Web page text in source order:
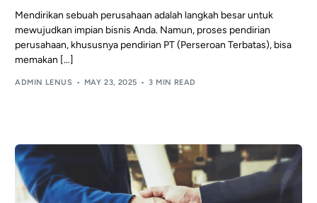
Mendirikan sebuah perusahaan adalah langkah besar untuk
mewujudkan impian bisnis Anda. Namun, proses pendirian
perusahaan, khususnya pendirian PT (Perseroan Terbatas), bisa
memakan […]
ADMIN LENUS MAY 23, 2025 3 MIN READ